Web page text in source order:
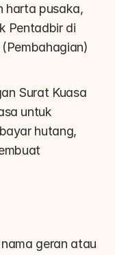
harta pusaka,
Pentadbir di
Surat Kuasa
untuk
hutang,
geran atau